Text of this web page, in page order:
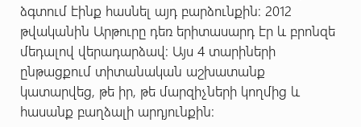
ձգտում էինք հասնել այդ բարձունքին: 2012
թվականին Արթուրը դեռ երիտասարդ էր և բրոնզե
մեդալով վերադարձավ: Այս 4 տարիների
ընթացքում տիտանական աշխատանք
կատարվեց, թե իր, թե մարզիչների կողմից և
հասանք բաղձալի արդյունքին: